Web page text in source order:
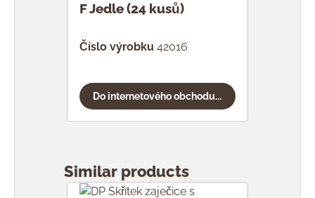
F Jedle (24 kusů)
Číslo výrobku 42016
Do internetového obchodu...
Similar products